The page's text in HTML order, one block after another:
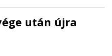
után újra